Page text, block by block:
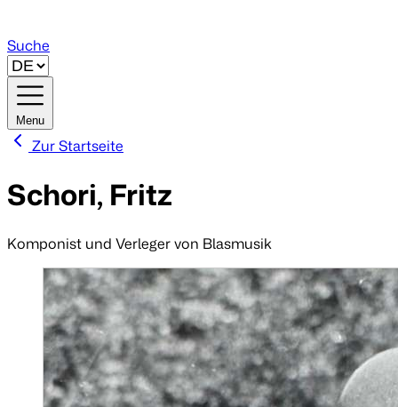
Suche
Menu
Zur Startseite
Schori, Fritz
Komponist und Verleger von Blasmusik